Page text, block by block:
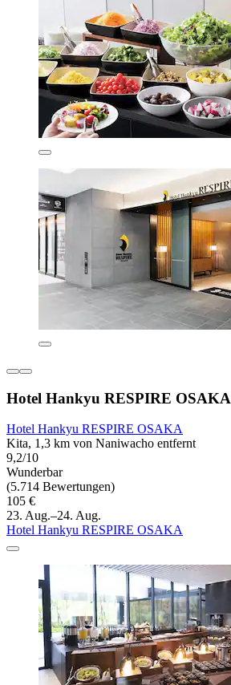
Hotel Hankyu RESPIRE OSAKA
Hotel Hankyu RESPIRE OSAKA
Kita, 1,3 km von Naniwacho entfernt
9,2/10
Wunderbar
(5.714 Bewertungen)
105 €
23. Aug.–24. Aug.
Hotel Hankyu RESPIRE OSAKA